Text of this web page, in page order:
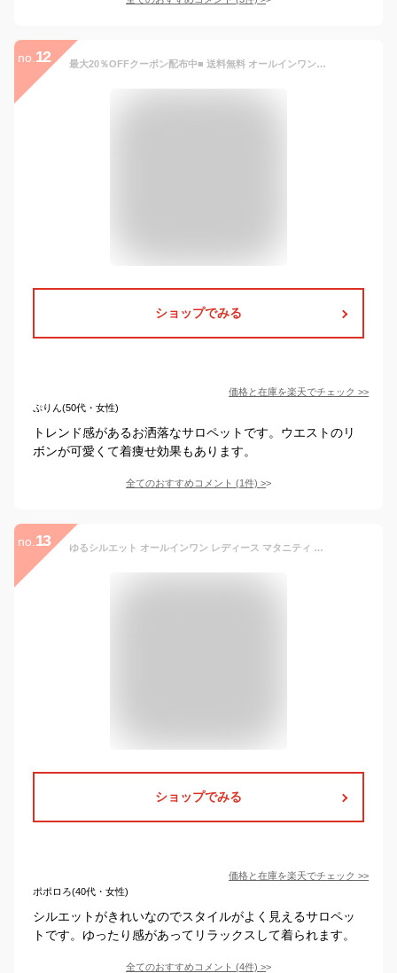
no. 12 最大20％OFFクーポン配布中■ 送料無料 オールインワン レディース ウエストリボン付き 春 夏 秋 ジャンプスーツ ブラック アイボリー グレー 大きいサイズ M L ワンピース サロペットルームウェア ≪ゆうメール便配送30・代引不可≫ ルームウェア
ショップでみる
価格と在庫を楽天でチェック >>
ぷりん(50代・女性)
トレンド感があるお洒落なサロペットです。ウエストのリ
ボンが可愛くて着痩せ効果もあります。
全てのおすすめコメント (1件) >
no. 13 ゆるシルエット オールインワン レディース マタニティ 妊婦 ウエストゴム リラックス ワイドパンツ 美脚 ネイビー ブラック カーキ サロペット カジュアル アクティブシーン オールシーズン 楽ちんコーデ 選べる2タイプ
ショップでみる
価格と在庫を楽天でチェック >>
ポポロろ(40代・女性)
シルエットがきれいなのでスタイルがよく見えるサロペッ
トです。ゆったり感があってリラックスして着られます。
全てのおすすめコメント (4件) >